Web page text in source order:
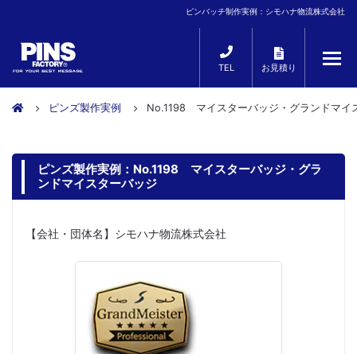
ピンバッチ制作実例：シモハナ物流株式会社
TEL お見積り
ピンズ製作実例 No.1198 マイスターバッジ・グランドマイ
ピンズ製作実例：No.1198 マイスターバッジ・グラ
ンドマイスターバッジ
【会社・団体名】シモハナ物流株式会社